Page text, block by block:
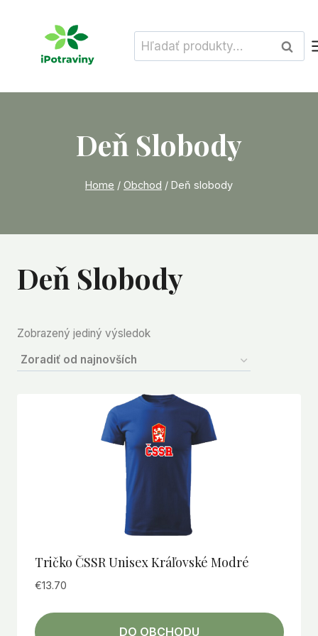
Hľadať:
Deň Slobody
Home / Obchod / Deň slobody
Deň Slobody
Zobrazený jediný výsledok
Tričko ČSSR Unisex Kráľovské Modré
€13.70
DO OBCHODU